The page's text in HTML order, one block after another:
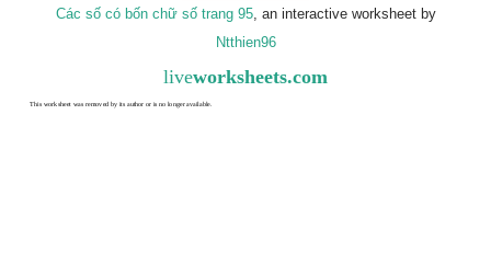
Các số có bốn chữ số trang 95, an interactive worksheet by
Ntthien96
liveworksheets.com